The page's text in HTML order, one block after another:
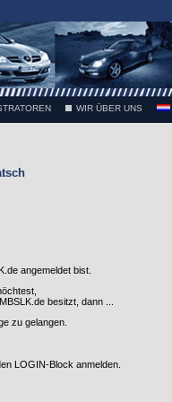
WIR ÜBER UNS
angemeldet bist.
besitzt, dann ...
zu gelangen.
LOGIN-Block anmelden.